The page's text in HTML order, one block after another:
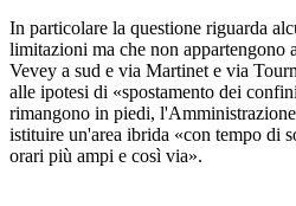
In particolare la questione riguarda
limitazioni ma che non appartengono
Vevey a sud e via Martinet e via
alle ipotesi di «spostamento dei
rimangono in piedi,
istituire un'area ibrida «con tempo di
orari più ampi e così via».